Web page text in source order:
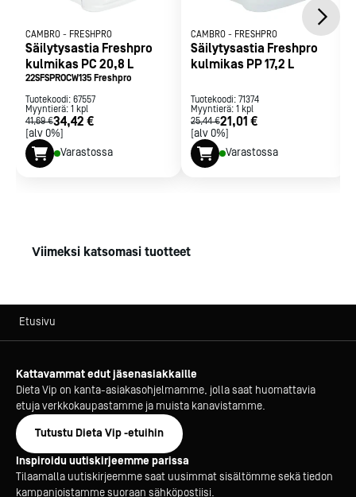
CAMBRO - FRESHPRO
Säilytysastia Freshpro
kulmikas PC 20,8 L
22SFSPROCW135 Freshpro
Tuotekoodi: 67557
Myyntierä: 1 kpl
41,69 €34,42 €
[alv 0%]
Varastossa
CAMBRO - FRESHPRO
Säilytysastia Freshpro
kulmikas PP 17,2 L
Tuotekoodi: 71374
Myyntierä: 1 kpl
25,44 €21,01 €
[alv 0%]
Varastossa
Viimeksi katsomasi tuotteet
Etusivu
Kattavammat edut jäsenasiakkaille
Dieta Vip on kanta-asiakasohjelmamme, jolla saat huomattavia
etuja verkkokaupastamme ja muista kanavistamme.
Tutustu Dieta Vip -etuihin
Inspiroidu uutiskirjeemme parissa
Tilaamalla uutiskirjeemme saat uusimmat sisältömme sekä tiedon
kampanjoistamme suoraan sähköpostiisi.